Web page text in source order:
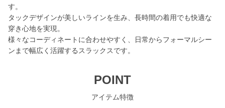
す。
タックデザインが美しいラインを生み、長時間の着用でも快適な
穿き心地を実現。
様々なコーディネートに合わせやすく、日常からフォーマルシー
ンまで幅広く活躍するスラックスです。
POINT
アイテム特徴